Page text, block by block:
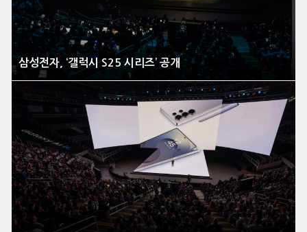
삼성전자, ‘갤럭시 S25 시리즈’ 공개